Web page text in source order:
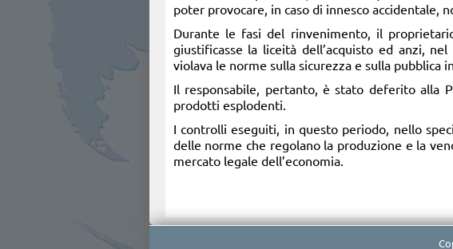
poter provocare, in caso di innesco accidentale,
Durante le fasi del rinvenimento, il
giustificasse la liceità dell’acquisto ed anzi,
violava le norme sulla sicurezza e sulla pubblica
Il responsabile, pertanto, è stato deferito alla
prodotti esplodenti.
I controlli eseguiti, in questo periodo, nello
delle norme che regolano la produzione e la
mercato legale dell’economia.